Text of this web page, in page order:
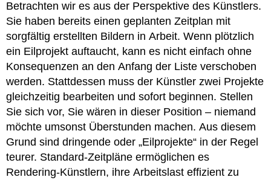
Betrachten wir es aus der Perspektive des Künstlers.
Sie haben bereits einen geplanten Zeitplan mit
sorgfältig erstellten Bildern in Arbeit. Wenn plötzlich
ein Eilprojekt auftaucht, kann es nicht einfach ohne
Konsequenzen an den Anfang der Liste verschoben
werden. Stattdessen muss der Künstler zwei Projekte
gleichzeitig bearbeiten und sofort beginnen. Stellen
Sie sich vor, Sie wären in dieser Position – niemand
möchte umsonst Überstunden machen. Aus diesem
Grund sind dringende oder „Eilprojekte“ in der Regel
teurer. Standard-Zeitpläne ermöglichen es
Rendering-Künstlern, ihre Arbeitslast effizient zu